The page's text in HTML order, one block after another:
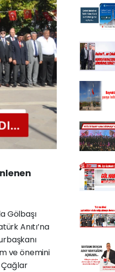
Gölbaşı
Anıtı’na
ve önemini
Çağlar